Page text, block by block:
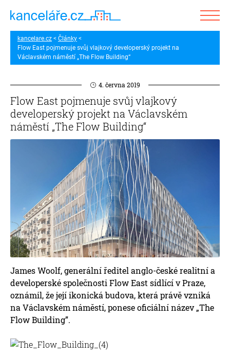
kancelare.cz
Články
Flow East pojmenuje svůj vlajkový developerský projekt na
Václavském náměstí „The Flow Building“
4. června 2019
Flow East pojmenuje svůj vlajkový
developerský projekt na Václavském
náměstí „The Flow Building“
James Woolf, generální ředitel anglo-české realitní a
developerské společnosti Flow East sídlící v Praze,
oznámil, že její ikonická budova, která právě vzniká
na Václavském náměstí, ponese oficiální název „The
Flow Building”.